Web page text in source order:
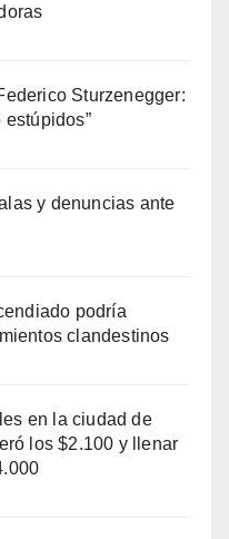
Sturzenegger:
estúpidos”
y denuncias ante
podría
clandestinos
en la ciudad de
los $2.100 y llenar